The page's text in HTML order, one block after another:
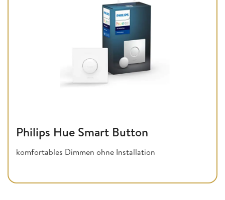
Philips Hue Smart Button
komfortables Dimmen ohne Installation